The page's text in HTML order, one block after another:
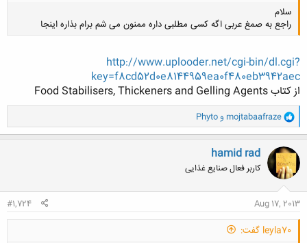
سلام
راجع به صمغ عربی اگه کسی مطلبی داره ممنون می شم برام بذاره اینجا
کلیک کنید تا باز شود...
http://www.uplooder.net/cgi-bin/dl.cgi?
key=f8cd52d0e8144959ea0f480eb3942aec
از کتاب Food Stabilisers, Thickeners and Gelling Agents
و
ا
ک
ن
ش
ه
ا
mojtabaafraze و Phyto
hamid rad
کاربر فعال صنایع غذایی
Aug 17, 2013
#1,724
leyla70 گفت: